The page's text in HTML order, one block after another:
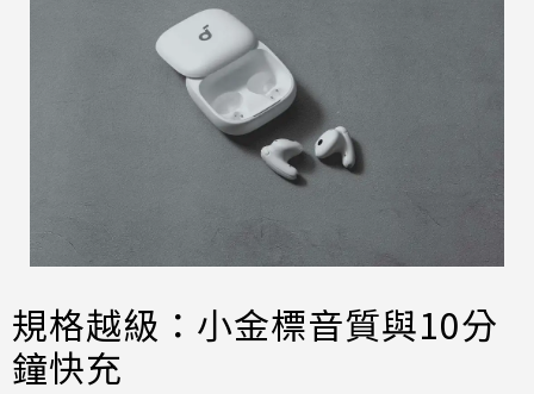
規格越級：小金標音質與10分
鐘快充